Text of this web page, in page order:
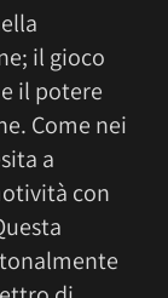
il gioco
il potere
Come nei
a
con